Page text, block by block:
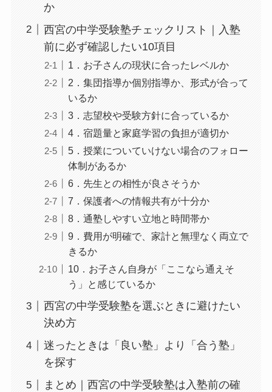
か
西宮の中学受験塾チェックリスト｜入塾
前に必ず確認したい10項目
1．お子さんの現状に合ったレベルか
2．集団指導か個別指導か、形式が合って
いるか
3．志望校や受験方針に合っているか
4．宿題量と家庭学習の負担が適切か
5．授業についていけない場合のフォロー
体制があるか
6．先生との相性が良さそうか
7．保護者への情報共有が十分か
8．通塾しやすい立地と時間帯か
9．費用が明確で、家計と無理なく両立で
きるか
10．お子さん自身が「ここなら通えそ
う」と感じているか
西宮の中学受験塾を選ぶときに避けたい
決め方
迷ったときは「良い塾」より「合う塾」
を探す
まとめ｜西宮の中学受験塾は入塾前の確